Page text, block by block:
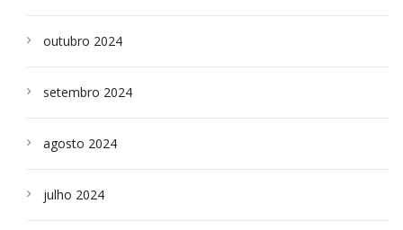
outubro 2024
setembro 2024
agosto 2024
julho 2024